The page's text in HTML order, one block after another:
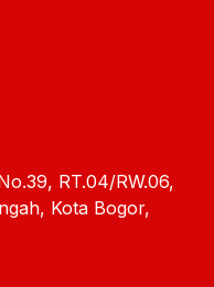
RT.04/RW.06,
Kota Bogor,